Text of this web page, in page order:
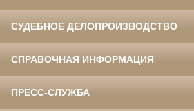
СУДЕБНОЕ ДЕЛОПРОИЗВОДСТВО
СПРАВОЧНАЯ ИНФОРМАЦИЯ
ПРЕСС-СЛУЖБА